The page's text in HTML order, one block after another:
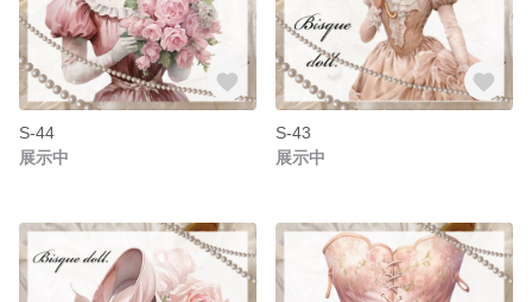
S-44
展示中
S-43
展示中